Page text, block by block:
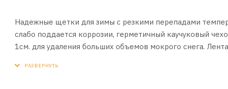
Надежные щетки для зимы с резкими перепадами
слабо поддается коррозии, герметичный каучуковый
1см. для удаления больших объемов мокрого снега.